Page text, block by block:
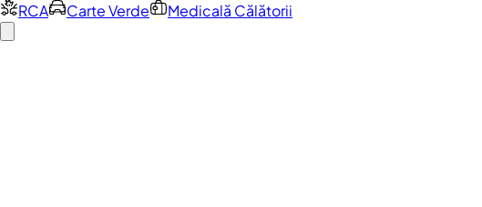
RCA Carte Verde Medicală Călătorii